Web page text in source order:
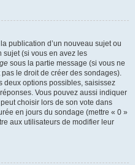
publication d’un nouveau sujet ou
sujet (si vous en avez les
sous la partie message (si vous ne
le droit de créer des sondages).
deux options possibles, saisissez
Vous pouvez aussi indiquer
choisir lors de son vote dans
en jours du sondage (mettre « 0 »
aux utilisateurs de modifier leur